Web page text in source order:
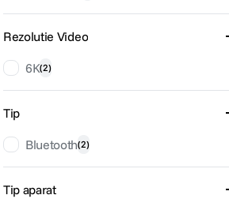
Rezolutie Video
6K(2)
Tip
Bluetooth(2)
Tip aparat